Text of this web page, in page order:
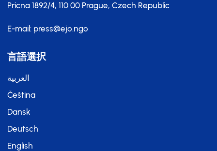
Pricna 1892/4, 110 00 Prague, Czech Republic
E-mail: press@ejo.ngo
言語選択
العربية
Čeština
Dansk
Deutsch
English